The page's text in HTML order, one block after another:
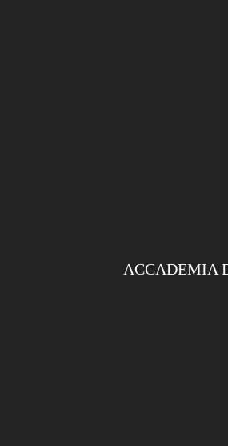
ACCADEMIA